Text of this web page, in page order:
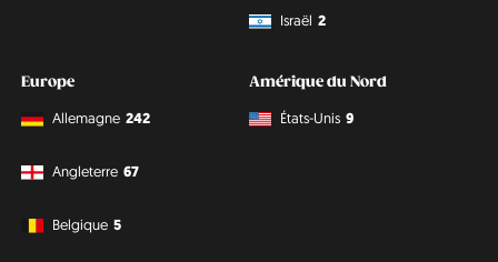
Israël 2
Europe
Allemagne 242
Angleterre 67
Belgique 5
Amérique du Nord
États-Unis 9